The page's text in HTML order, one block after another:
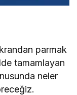
parmak
tamamlayan
neler